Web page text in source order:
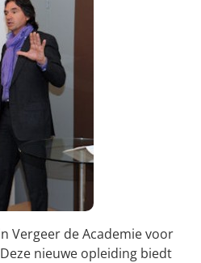
Vergeer de Academie voor
nieuwe opleiding biedt